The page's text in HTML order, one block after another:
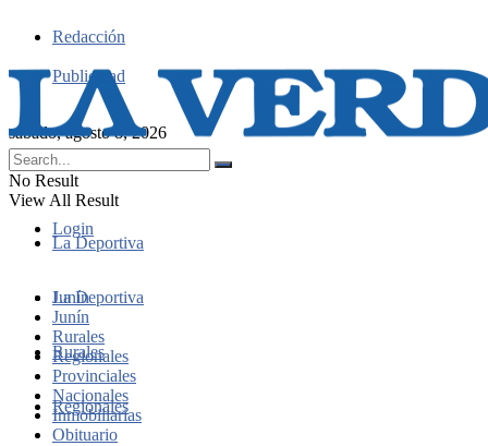
Redacción
Publicidad
sábado, agosto 8, 2026
Login
No Result
View All Result
La Deportiva
Junín
Rurales
Regionales
La Deportiva
Junín
Rurales
Regionales
Provinciales
Nacionales
Inmobiliarias
Obituario